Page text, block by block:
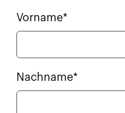
Vorname*
Nachname*